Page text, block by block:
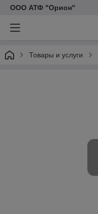
ООО АТФ "Орион"
Товары и услуги